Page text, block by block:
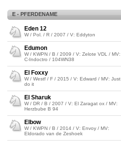
E - PFERDENAME
Eden 12
W / Pol. / R / 2007 / V: Eddyton
Edumon
W / KWPN / B / 2009 / V: Zelote VDL / MV:
C-Indoctro / 104WN38
El Foxxy
W / Westf / F / 2015 / V: Edward / MV: Just
do it
El Sharuk
W / DR / B / 2007 / V: El Zaragat ox / MV:
Herzbube B 94
Elbow
W / KWPN / B / 2014 / V: Envoy / MV:
Eldorado van de Zeshoek